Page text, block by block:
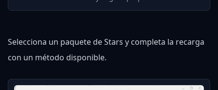
Selecciona un paquete de Stars y completa la recarga
con un método disponible.